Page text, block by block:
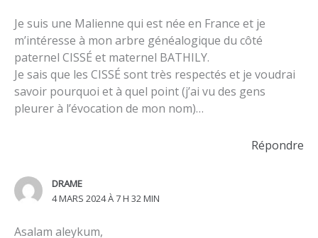
Je suis une Malienne qui est née en France et je
m’intéresse à mon arbre généalogique du côté
paternel CISSÉ et maternel BATHILY.
Je sais que les CISSÉ sont très respectés et je voudrai
savoir pourquoi et à quel point (j’ai vu des gens
pleurer à l’évocation de mon nom)…
Répondre
DRAME
4 MARS 2024 À 7 H 32 MIN
Asalam aleykum,